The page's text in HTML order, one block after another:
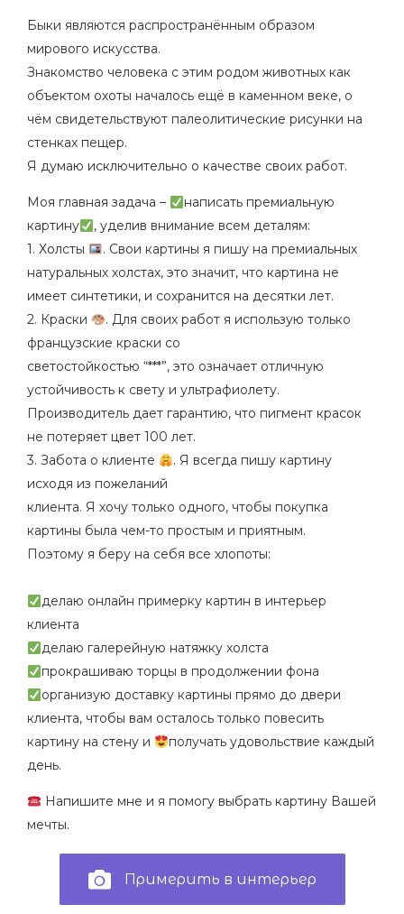
a
p
p
r
a
m
-
p
l
a
e
Быки являются распространённым образом
мирового искусства.
Знакомство человека с этим родом животных как
объектом охоты началось ещё в каменном веке, о
чём свидетельствуют палеолитические рисунки на
стенках пещер.
Я думаю исключительно о качестве своих работ.
Моя главная задача –
написать премиальную
картину
, уделив внимание всем деталям:
1. Холсты
. Свои картины я пишу на премиальных
натуральных холстах, это значит, что картина не
имеет синтетики, и сохранится на десятки лет.
2. Краски
. Для своих работ я использую только
французские краски со
светостойкостью “***”, это означает отличную
устойчивость к свету и ультрафиолету.
Производитель дает гарантию, что пигмент красок
не потеряет цвет 100 лет.
3. Забота о клиенте
. Я всегда пишу картину
исходя из пожеланий
клиента. Я хочу только одного, чтобы покупка
картины была чем-то простым и приятным.
Поэтому я беру на себя все хлопоты:
делаю онлайн примерку картин в интерьер
клиента
делаю галерейную натяжку холста
прокрашиваю торцы в продолжении фона
организую доставку картины прямо до двери
клиента, чтобы вам осталось только повесить
картину на стену и
получать удовольствие каждый
день.
Напишите мне и я помогу выбрать картину Вашей
мечты.
Примерить в интерьер